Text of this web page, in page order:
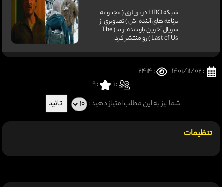
منتشر شد
شبکه HBO در تریلری ( مجموعه
برنامه های آینده اش ) تصاویری از
سریال آخرین بازمانده از ما ( The
Last of Us ) رو منتشر کرد.
: 1401/11/02
: 2414
: 1
:
9
شما نیز به این مطلب امتیاز دهید :
تنظیمات